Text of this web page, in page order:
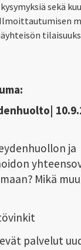
sekä
ja
Mikä
palvelut